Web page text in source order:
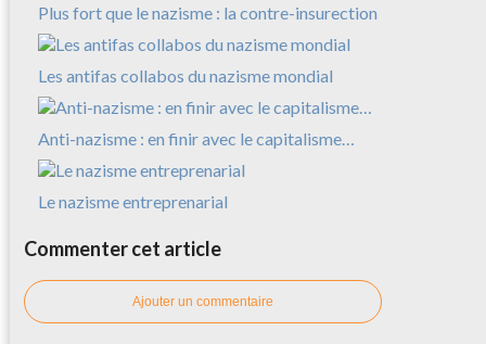
Plus fort que le nazisme : la contre-insurection
Les antifas collabos du nazisme mondial
Anti-nazisme : en finir avec le capitalisme…
Le nazisme entreprenarial
Commenter cet article
Ajouter un commentaire